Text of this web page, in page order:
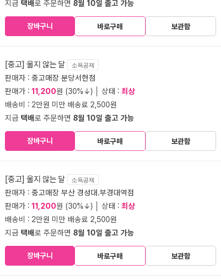
지금 택배로 주문하면 8월 10일 출고 가능
장바구니 바로구매 보관함
[중고] 울지 않는 달 소득공제
판매자 : 중고매장 분당서현점
판매가 : 11,200원 (30%↓) │ 상태 : 최상
배송비 : 2만원 미만 배송료 2,500원
지금 택배로 주문하면 8월 10일 출고 가능
장바구니 바로구매 보관함
[중고] 울지 않는 달 소득공제
판매자 : 중고매장 부산 경성대.부경대역점
판매가 : 11,200원 (30%↓) │ 상태 : 최상
배송비 : 2만원 미만 배송료 2,500원
지금 택배로 주문하면 8월 10일 출고 가능
장바구니 바로구매 보관함